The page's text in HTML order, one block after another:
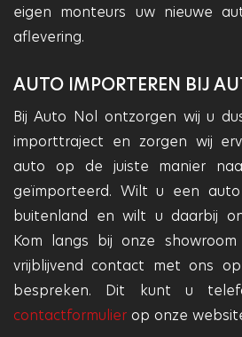
eigen monteurs uw nieuwe
aflevering.
AUTO IMPORTEREN BIJ
Bij Auto Nol ontzorgen wij u
importtraject en zorgen wij
auto op de juiste manier
geïmporteerd. Wilt u een
buitenland en wilt u daarbij
Kom langs bij onze
vrijblijvend contact met ons
bespreken. Dit kunt u
contactformulier op onze